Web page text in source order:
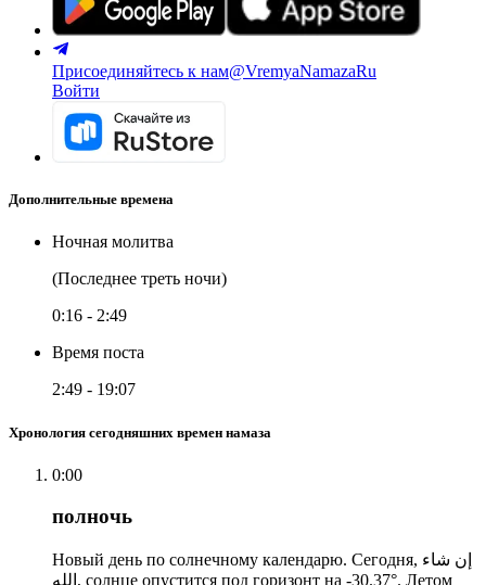
Присоединяйтесь к нам@VremyaNamazaRu
Войти
Дополнительные времена
Ночная молитва
(Последнее треть ночи)
0:16 - 2:49
Время поста
2:49 - 19:07
Хронология сегодняшних времен намаза
0:00
полночь
Новый день по солнечному календарю. Сегодня, إن شاء
الله, солнце опустится под горизонт на -30.37°. Летом